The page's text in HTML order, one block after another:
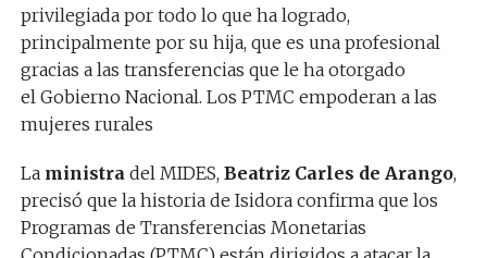
privilegiada por todo lo que ha logrado,
principalmente por su hija, que es una profesional
gracias a las transferencias que le ha otorgado
el Gobierno Nacional. Los PTMC empoderan a las
mujeres rurales
La ministradel MIDES, Beatriz Carles de Arango,
precisó que la historia de Isidora confirma que los
Programas de Transferencias Monetarias